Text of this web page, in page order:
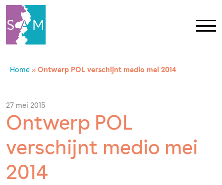
Home
Contact
SAM Limburg
Actueel
Home » Ontwerp POL verschijnt medio mei 2014
27 mei 2015
Ontwerp POL
verschijnt medio mei
2014